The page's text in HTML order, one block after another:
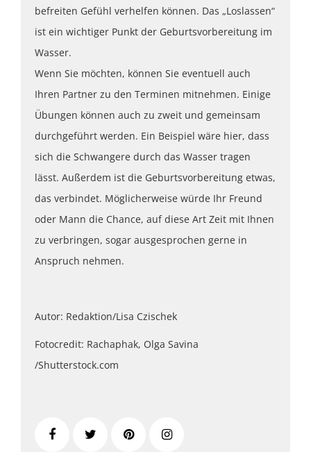
befreiten Gefühl verhelfen können. Das „Loslassen“
ist ein wichtiger Punkt der Geburtsvorbereitung im
Wasser.
Wenn Sie möchten, können Sie eventuell auch
Ihren Partner zu den Terminen mitnehmen. Einige
Übungen können auch zu zweit und gemeinsam
durchgeführt werden. Ein Beispiel wäre hier, dass
sich die Schwangere durch das Wasser tragen
lässt. Außerdem ist die Geburtsvorbereitung etwas,
das verbindet. Möglicherweise würde Ihr Freund
oder Mann die Chance, auf diese Art Zeit mit Ihnen
zu verbringen, sogar ausgesprochen gerne in
Anspruch nehmen.
Autor: Redaktion/Lisa Czischek
Fotocredit: Rachaphak, Olga Savina
/Shutterstock.com